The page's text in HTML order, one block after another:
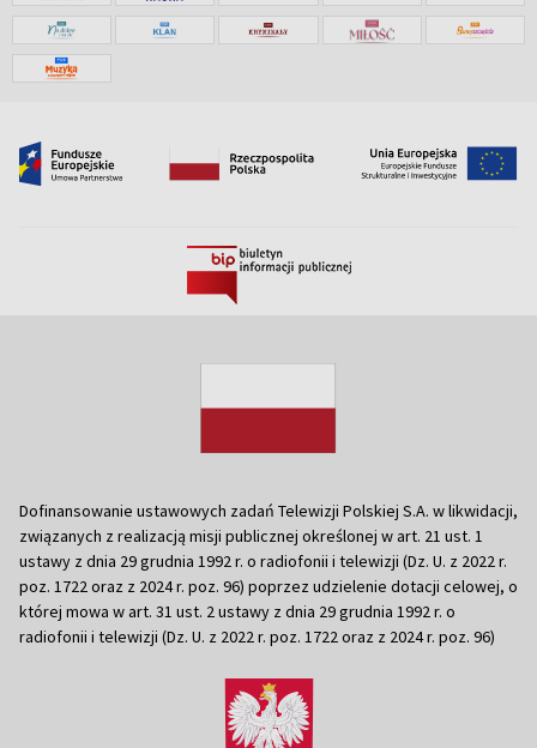
Dofinansowanie ustawowych zadań Telewizji Polskiej S.A. w likwidacji,
związanych z realizacją misji publicznej określonej w art. 21 ust. 1
ustawy z dnia 29 grudnia 1992 r. o radiofonii i telewizji (Dz. U. z 2022 r.
poz. 1722 oraz z 2024 r. poz. 96) poprzez udzielenie dotacji celowej, o
której mowa w art. 31 ust. 2 ustawy z dnia 29 grudnia 1992 r. o
radiofonii i telewizji (Dz. U. z 2022 r. poz. 1722 oraz z 2024 r. poz. 96)